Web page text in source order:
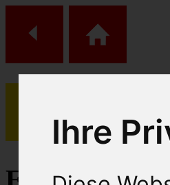
Ihre
(0)